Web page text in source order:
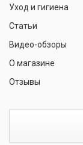
Уход и гигиена
Статьи
Видео-обзоры
О магазине
Отзывы